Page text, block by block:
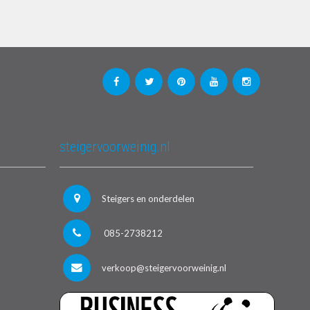
steigervoorweinig.nl
Steigers en onderdelen
085-2738212
verkoop@steigervoorweinig.nl